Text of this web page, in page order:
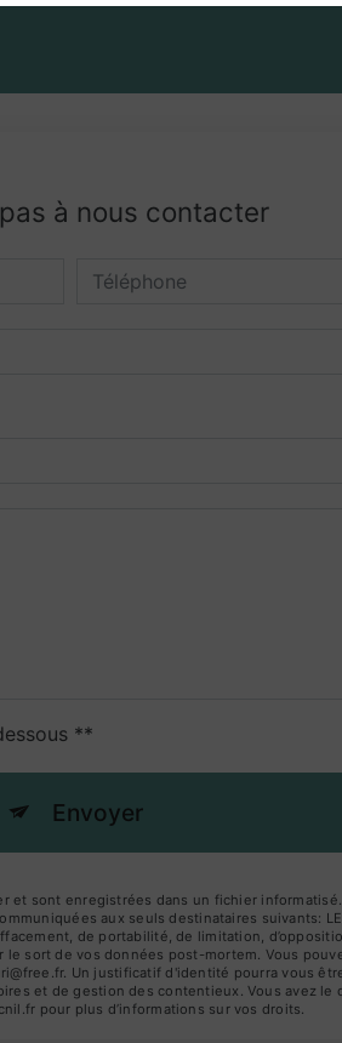
à nous contacter
**
Envoyer
sont enregistrées dans un fichier informatisé.
aux seuls destinataires suivants: LE
de portabilité, de limitation,
sort de vos données post-mortem. Vous
Un justificatif d'identité pourra vous
et de gestion des contentieux. Vous avez
pour plus d’informations sur vos droits.